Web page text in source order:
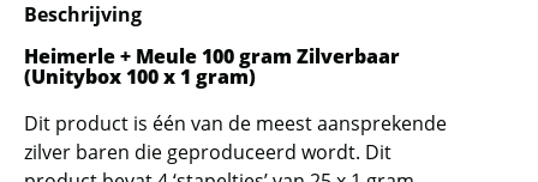
Meule
Unitybox
100
1
gram
Beschrijving
Heimerle + Meule 100 gram Zilverbaar
(Unitybox 100 x 1 gram)
Dit product is één van de meest aansprekende
zilver baren die geproduceerd wordt. Dit